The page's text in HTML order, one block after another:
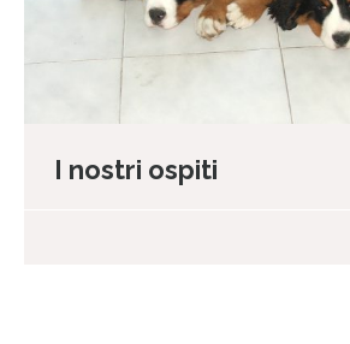
I nostri ospiti